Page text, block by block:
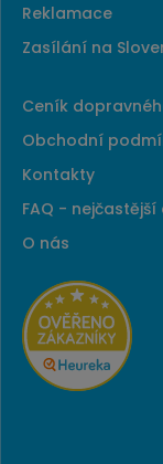
Reklamace
Zasílání na
Ceník
Obchodní
Kontakty
FAQ -
O nás